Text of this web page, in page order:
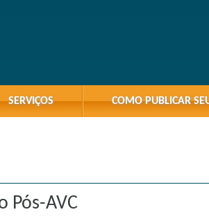
SERVIÇOS COMO PUBLICAR
Pós-AVC